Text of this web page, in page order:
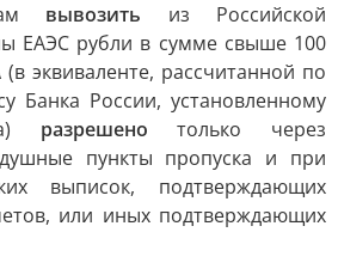
вывозить из Российской
ЕАЭС рубли в сумме свыше 100
эквиваленте, рассчитанной по
Банка России, установленному
разрешено только через
пункты пропуска и при
выписок, подтверждающих
или иных подтверждающих